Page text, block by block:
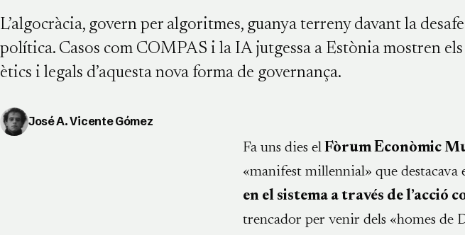
L’algocràcia, govern per algoritmes, guanya terreny davant la
política. Casos com COMPAS i la IA jutgessa a Estònia mostren
ètics i legals d’aquesta nova forma de governança.
José A. Vicente Gómez
Fa uns dies elFòrum Econòmic
«manifest millennial» que destacava
en el sistema a través de l’acció
trencador per venir dels «homes de